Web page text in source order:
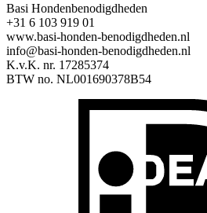
Basi Hondenbenodigdheden
+31 6 103 919 01
www.basi-honden-benodigdheden.nl
info@basi-honden-benodigdheden.nl
K.v.K. nr. 17285374
BTW no. NL001690378B54